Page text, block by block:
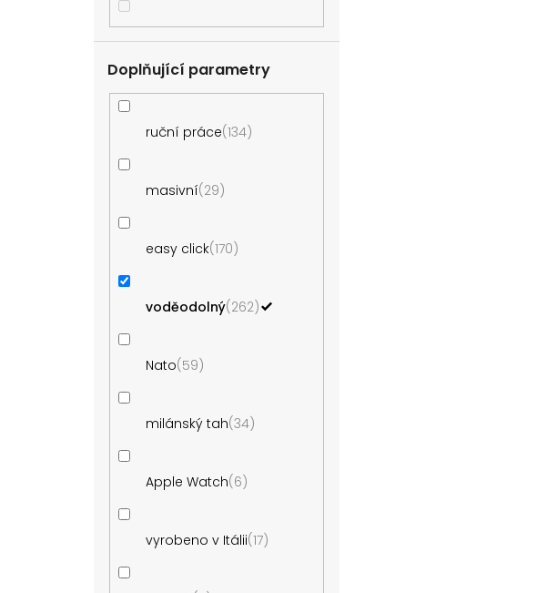
Doplňující parametry
ruční práce 134
masivní 29
easy click 170
voděodolný 262
Nato 59
milánský tah 34
Apple Watch 6
vyrobeno v Itálii 17